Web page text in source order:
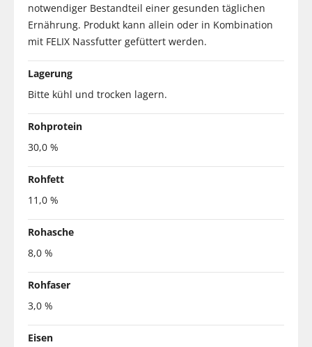
notwendiger Bestandteil einer gesunden täglichen
Ernährung. Produkt kann allein oder in Kombination
mit FELIX Nassfutter gefüttert werden.
Lagerung
Bitte kühl und trocken lagern.
Rohprotein
30,0 %
Rohfett
11,0 %
Rohasche
8,0 %
Rohfaser
3,0 %
Eisen